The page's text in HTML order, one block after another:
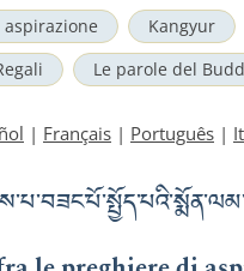
Kangyur
Le parole del
| Français | Português |